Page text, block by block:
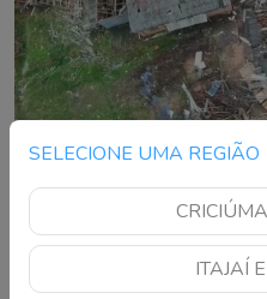
SELECIONE UMA REGIÃO
ITAJAÍ
feridos no Rio Grande
Defesa Civil confirmou 118
danos provocados